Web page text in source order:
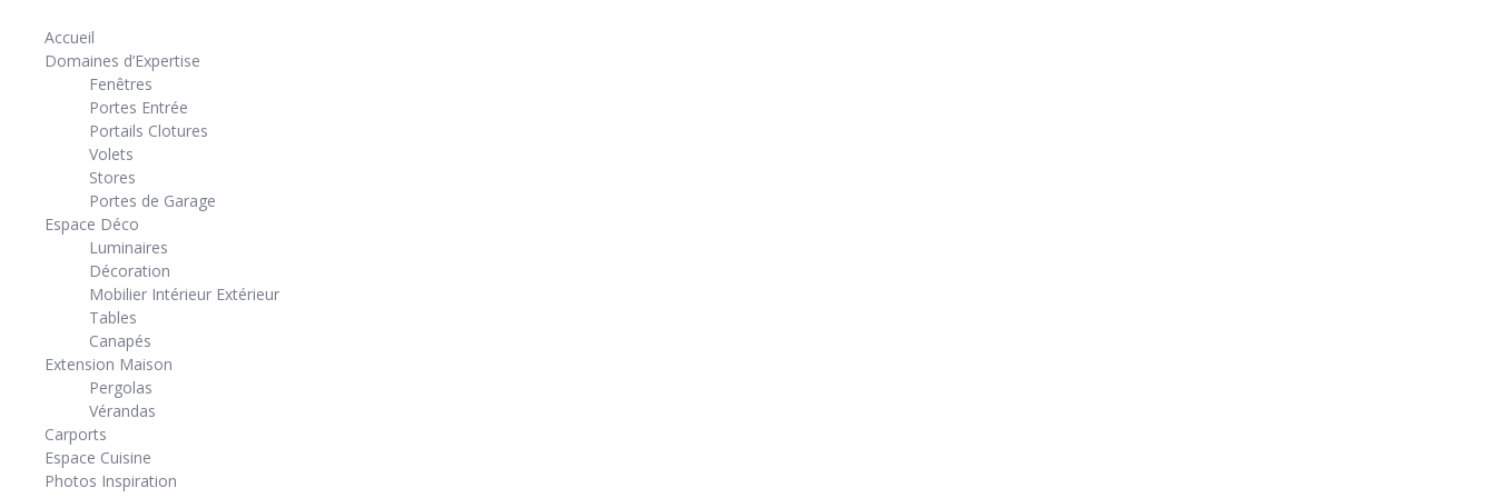
Accueil
Domaines d’Expertise
Fenêtres
Portes Entrée
Portails Clotures
Volets
Stores
Portes de Garage
Espace Déco
Luminaires
Décoration
Mobilier Intérieur Extérieur
Tables
Canapés
Extension Maison
Pergolas
Vérandas
Carports
Espace Cuisine
Photos Inspiration